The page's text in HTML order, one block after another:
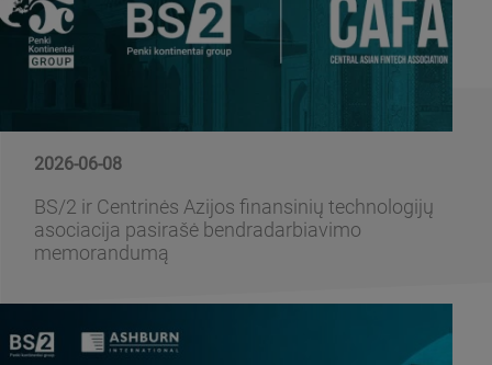
2026-06-08
BS/2 ir Centrinės Azijos finansinių technologijų
asociacija pasirašė bendradarbiavimo
memorandumą